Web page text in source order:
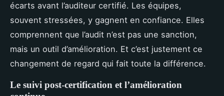
écarts avant l’auditeur certifié. Les équipes,
souvent stressées, y gagnent en confiance. Elles
comprennent que l’audit n’est pas une sanction,
mais un outil d’amélioration. Et c’est justement ce
changement de regard qui fait toute la différence.
Le suivi post-certification et l’amélioration